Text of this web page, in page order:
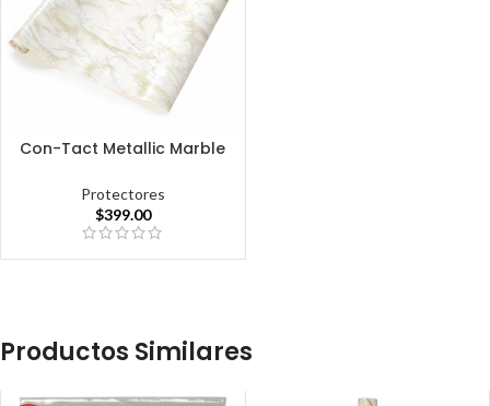
Con-Tact Metallic Marble
Protectores
$399.00
Productos Similares